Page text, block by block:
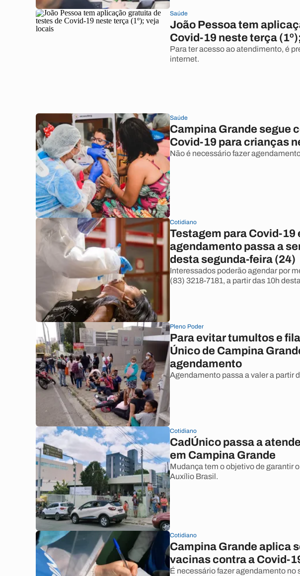
Saúde
João Pessoa tem
Covid-19 neste terça
Para ter acesso ao atendimento, é
internet.
Saúde
Campina Grande segue
Covid-19 para crianças
Não é necessário fazer
Cotidiano
Testagem para Covid-19
agendamento passa a
desta segunda-feira (24)
Interessados poderão agendar por
(83) 3218-7181, a partir das 10h
Pleno Poder
Para evitar tumultos e
Único de Campina
agendamento
Agendamento passa a valer a partir
Cotidiano
CadÚnico passa a
em Campina Grande
Mudança tem o objetivo de garantir
Auxílio Brasil.
Cotidiano
Campina Grande aplica
vacinas contra a Covid-
É necessário fazer agendamento